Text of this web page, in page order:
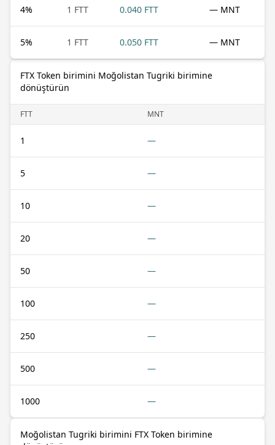
4% 1 FTT 0.040 FTT — MNT
5% 1 FTT 0.050 FTT — MNT
FTX Token birimini Moğolistan Tugriki birimine
dönüştürün
FTT MNT
1 —
5 —
10 —
20 —
50 —
100 —
250 —
500 —
1000 —
Moğolistan Tugriki birimini FTX Token birimine